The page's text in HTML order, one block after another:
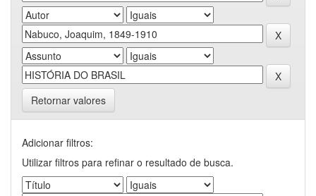
Retornar valores
Adicionar filtros:
Utilizar filtros para refinar o resultado de busca.